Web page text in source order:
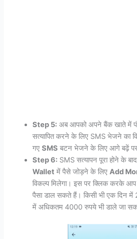
Step 5: अब आपको अपने बैंक खाते में
सत्यापित करने के लिए SMS भेजने का
गएSMS बटन भेजने के लिए आगे बढ़ें
Step 6: SMS सत्यापन पूरा होने के
Wallet में पैसे जोड़ने के लिएAdd
विकल्प मिलेगा। इस पर क्लिक करके
पैसा डाल सकते हैं। किसी भी एक दिन
में अधिकतम 4000 रुपये भी डाले जा